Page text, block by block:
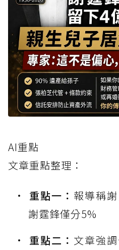
AI重點
文章重點整理：
重點一： 報導稱
謝霆鋒僅分5%
重點二： 文章強